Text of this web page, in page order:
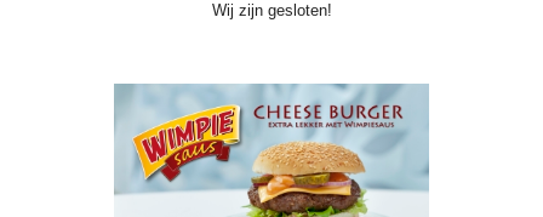
Wij zijn gesloten!